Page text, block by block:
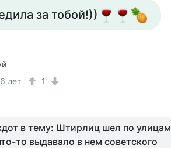
за тобой!))
6 лет 1
в тему: Штирлиц шел по улицам
то выдавало в нем советского